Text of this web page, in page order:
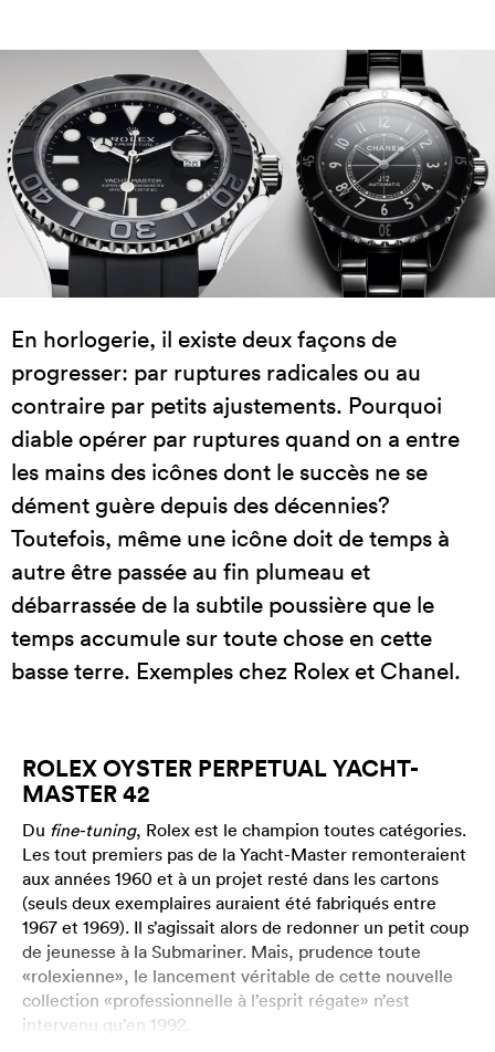
En horlogerie, il existe deux façons de
progresser: par ruptures radicales ou au
contraire par petits ajustements. Pourquoi
diable opérer par ruptures quand on a entre
les mains des icônes dont le succès ne se
dément guère depuis des décennies?
Toutefois, même une icône doit de temps à
autre être passée au fin plumeau et
débarrassée de la subtile poussière que le
temps accumule sur toute chose en cette
basse terre. Exemples chez Rolex et Chanel.
ROLEX OYSTER PERPETUAL YACHT-
MASTER 42
Du fine-tuning, Rolex est le champion toutes catégories.
Les tout premiers pas de la Yacht-Master remonteraient
aux années 1960 et à un projet resté dans les cartons
(seuls deux exemplaires auraient été fabriqués entre
1967 et 1969). Il s’agissait alors de redonner un petit coup
de jeunesse à la Submariner. Mais, prudence toute
«rolexienne», le lancement véritable de cette nouvelle
collection «professionnelle à l’esprit régate» n’est
intervenu qu’en 1992.